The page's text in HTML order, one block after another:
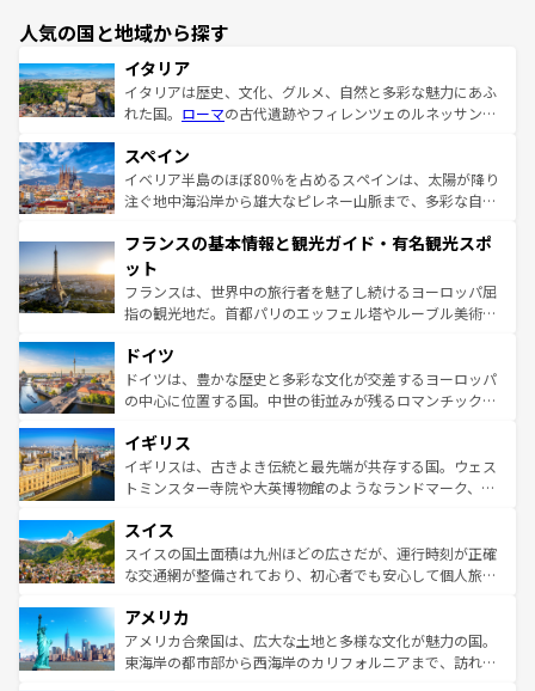
人気の国と地域から探す
イタリア
イタリアは歴史、文化、グルメ、自然と多彩な魅力にあふ
れた国。 ローマの古代遺跡やフィレンツェのルネッサンス
ろん、トスカーナの美しい田園風景やアマルフィ海岸の絶
景など、自然景観も見逃せない。観光の合間には、本場の
ピザやパスタなど、絶品のイタリア料理を堪能することも
ませてくれるイタリアで、忘れられない旅をしてみよう！
なお、新着のイタリア情報は
しい。
スペイン
イベリア半島のほぼ80％を占めるスペインは、太陽が降り
注ぐ地中海沿岸から雄大なピレネー山脈まで、多彩な自然
文化が根付くこの国では、情熱的なフラメンコ、熱気あふ
れる闘牛、そして美味しいタパスが生活の一部となってい
る。首都マドリードの洗練された雰囲気や、バルセロナの
アートに溢れた街角から、地方では古代ローマ遺跡や中世
せる。地方によって風土や気候が異なるスペインはその個
性で訪れる人を魅了する。 なお、新着のスペイン情報は コ
ンテンツ一覧を参照してほしい。
フランスの基本情報と観光ガイド・有名観光スポ
ット
フランスは、世界中の旅行者を魅了し続けるヨーロッパ屈
指の観光地だ。首都パリのエッフェル塔やルーブル美術館
で、幅広い魅力が詰まっている。華麗な宮殿、歴史的な大
聖堂、美しいビーチ、そして豊かな自然が、訪れる者を心
から魅了する。また、フランスは美食の国としても知ら
いる。シャンパンの発祥地であるランス、プロヴァンスの
香り高いラベンダー畑など、多彩な楽しみ方が可能だ。さ
らに、パリ以外の地域にも魅力が溢れており、どの街角に
れる地方に足を運ぶとそれぞれで全く異なる文化を体験で
きるだろう。 なお、新着のフランス情報はコンテンツ一覧
を参照してほしい。
ドイツ
ドイツは、豊かな歴史と多彩な文化が交差するヨーロッパ
の中心に位置する国。中世の街並みが残るロマンチック街
顔を持つこの国は、どこを歩いても飽きることがない。ベ
ルリンの文化的活気、バイエルン州のアルプスの絶景、そ
してライン川沿いのワイン畑といった風景は必見。ビール
は、お酒好きな人にはぜひ体験してほしい。 なお、新着の
ドイツ情報はコンテンツ一覧を参照してほしい。
イギリス
イギリスは、古きよき伝統と最先端が共存する国。ウェス
トミンスター寺院や大英博物館のようなランドマーク、歴
リアごとに異なる魅力がある。また、優雅なアフタヌーン
ティー、ビール好きにはたまらない英国パブ、サッカー観
戦など、本場だからこそできる体験も豊富。イギリスを旅
ンツ一覧を参照してほしい。
スイス
スイスの国土面積は九州ほどの広さだが、運行時刻が正確
な交通網が整備されており、初心者でも安心して個人旅行
の建物がそのまま残る町や、スイスならではのユニークな
博物館もあり、アルプス観光だけでなく町歩きも満喫する
ことができる。国民の所得が高いため物価も高いが、旅行
アメリカ
アメリカ合衆国は、広大な土地と多様な文化が魅力の国。
東海岸の都市部から西海岸のカリフォルニアまで、訪れる